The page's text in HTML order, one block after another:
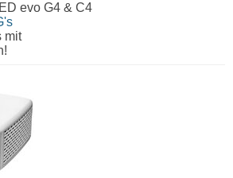
evo G4 & C4
mit